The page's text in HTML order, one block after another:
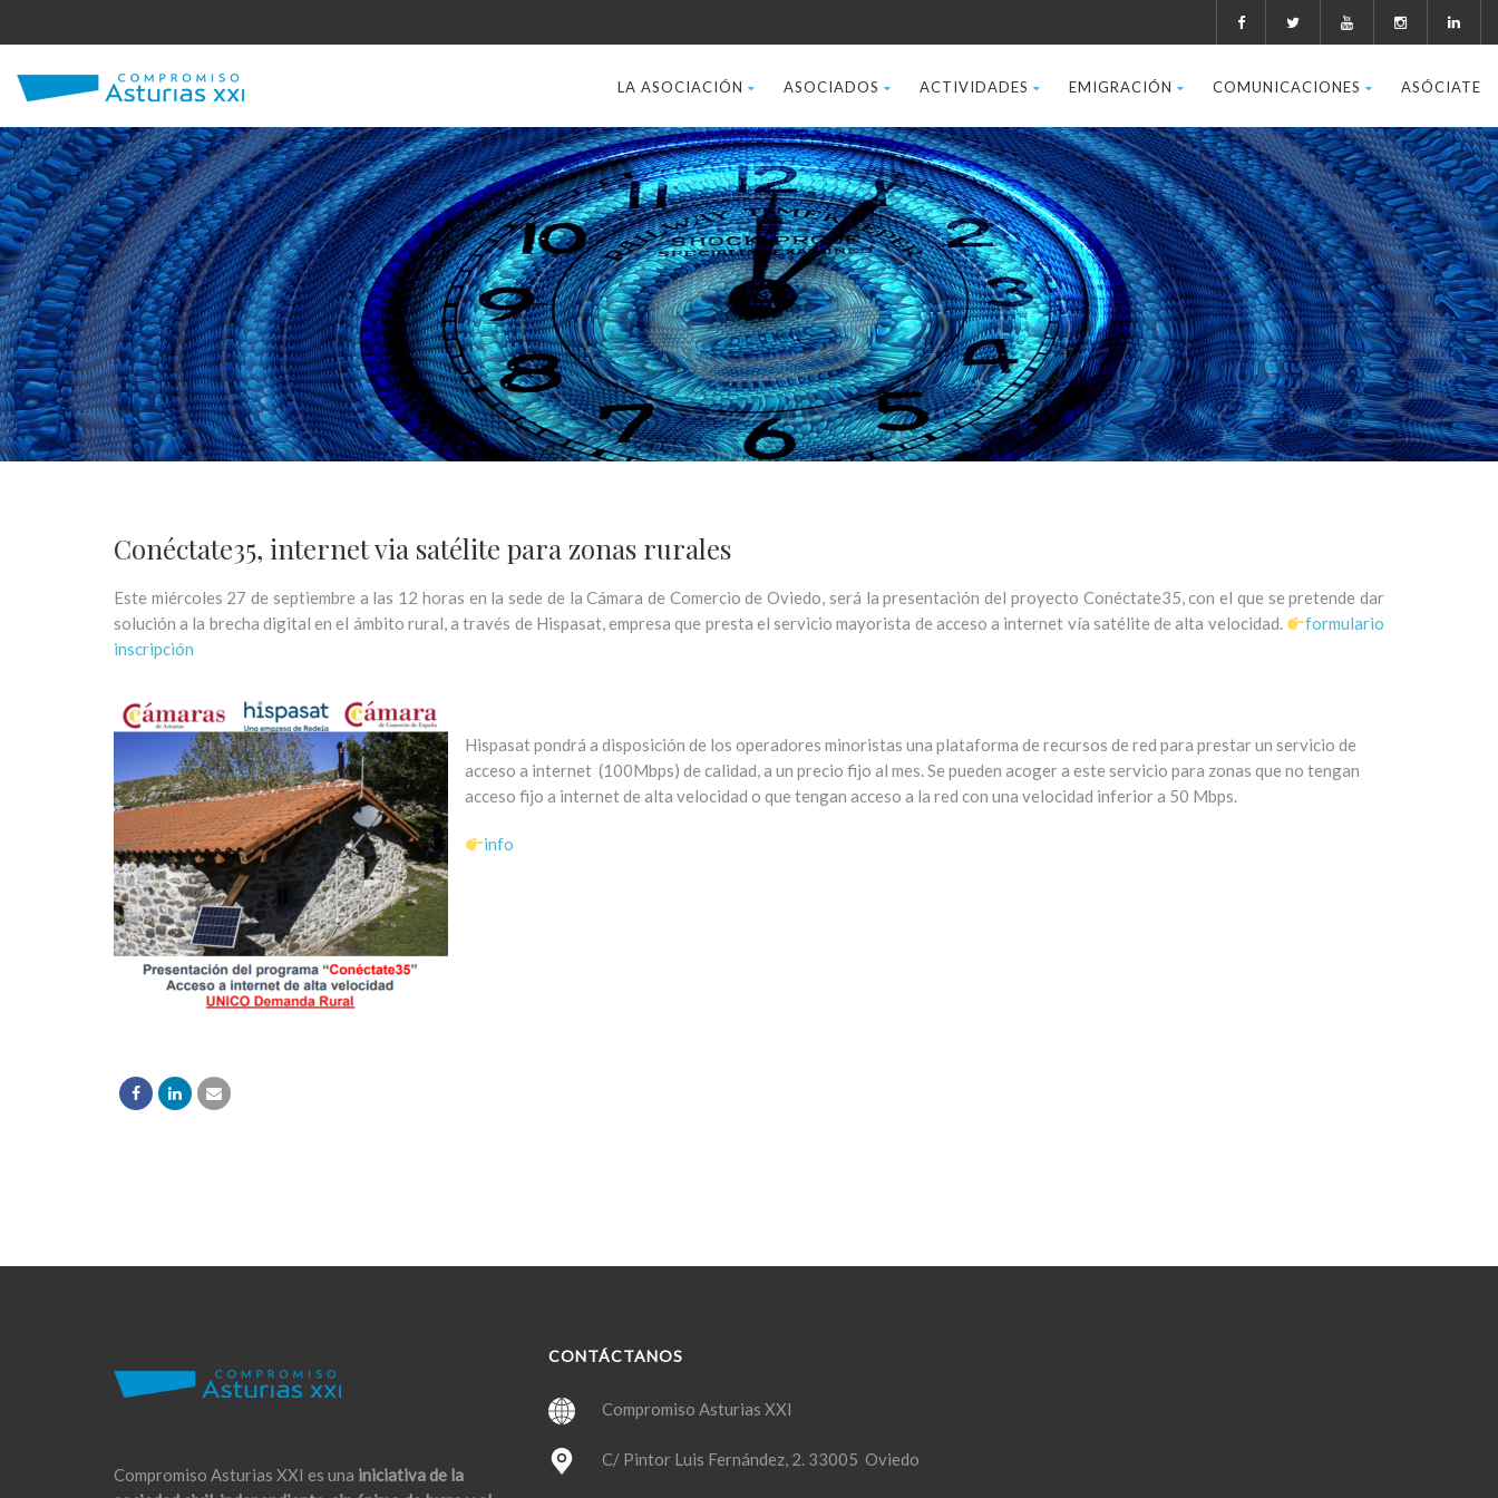
LA ASOCIACIÓN ASOCIADOS ACTIVIDADES EMIGRACIÓN COMUNICACIONES ASÓCIATE
Conéctate35, internet via satélite para zonas rurales
Este miércoles 27 de septiembre a las 12 horas en la sede de la Cámara de Comercio de Oviedo, será la presentación del proyecto Conéctate35, con el que se pretende dar
solución a la brecha digital en el ámbito rural, a través de Hispasat, empresa que presta el servicio mayorista de acceso a internet vía satélite de alta velocidad.
formulario
inscripción
Hispasat pondrá a disposición de los operadores minoristas una plataforma de recursos de red para prestar un servicio de
acceso a internet (100Mbps) de calidad, a un precio fijo al mes. Se pueden acoger a este servicio para zonas que no tengan
acceso fijo a internet de alta velocidad o que tengan acceso a la red con una velocidad inferior a 50 Mbps.
info
Compromiso Asturias XXI es una iniciativa de la
CONTÁCTANOS
Compromiso Asturias XXI
C/ Pintor Luis Fernández, 2. 33005 Oviedo